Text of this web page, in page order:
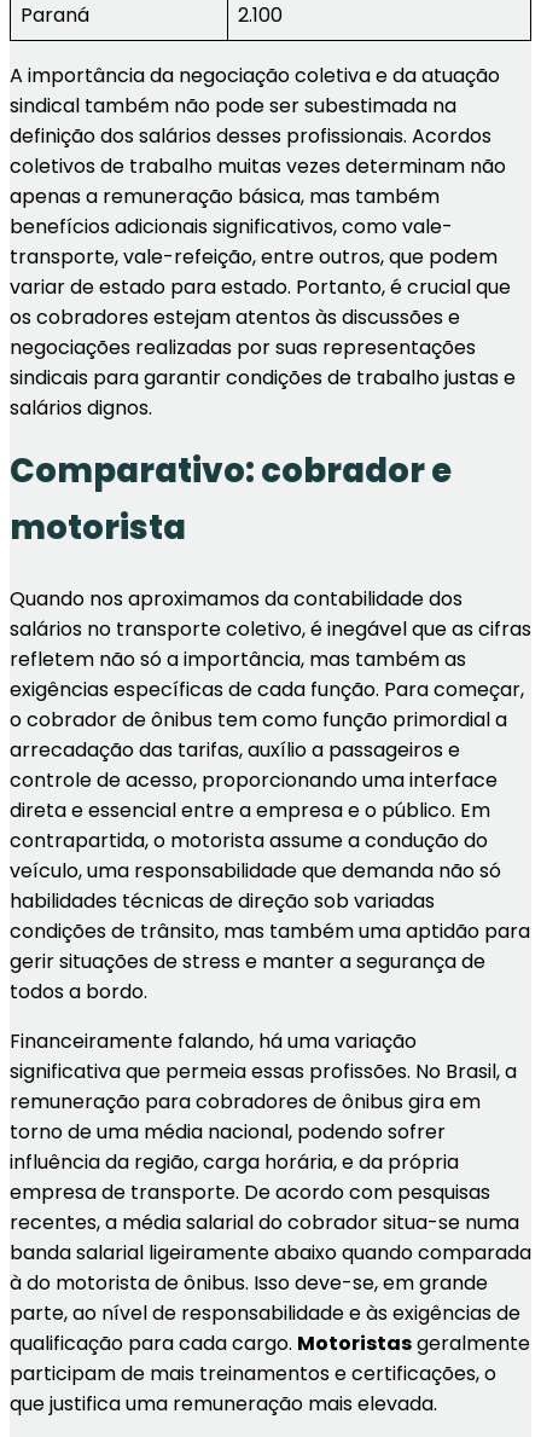
Paraná
2.100
A importância da negociação coletiva e da atuação
sindical também não pode ser subestimada na
definição dos salários desses profissionais. Acordos
coletivos de trabalho muitas vezes determinam não
apenas a remuneração básica, mas também
benefícios adicionais significativos, como vale-
transporte, vale-refeição, entre outros, que podem
variar de estado para estado. Portanto, é crucial que
os cobradores estejam atentos às discussões e
negociações realizadas por suas representações
sindicais para garantir condições de trabalho justas e
salários dignos.
Comparativo: cobrador e
motorista
Quando nos aproximamos da contabilidade dos
salários no transporte coletivo, é inegável que as cifras
refletem não só a importância, mas também as
exigências específicas de cada função. Para começar,
o cobrador de ônibus tem como função primordial a
arrecadação das tarifas, auxílio a passageiros e
controle de acesso, proporcionando uma interface
direta e essencial entre a empresa e o público. Em
contrapartida, o motorista assume a condução do
veículo, uma responsabilidade que demanda não só
habilidades técnicas de direção sob variadas
condições de trânsito, mas também uma aptidão para
gerir situações de stress e manter a segurança de
todos a bordo.
Financeiramente falando, há uma variação
significativa que permeia essas profissões. No Brasil, a
remuneração para cobradores de ônibus gira em
torno de uma média nacional, podendo sofrer
influência da região, carga horária, e da própria
empresa de transporte. De acordo com pesquisas
recentes, a média salarial do cobrador situa-se numa
banda salarial ligeiramente abaixo quando comparada
à do motorista de ônibus. Isso deve-se, em grande
parte, ao nível de responsabilidade e às exigências de
qualificação para cada cargo. Motoristasgeralmente
participam de mais treinamentos e certificações, o
que justifica uma remuneração mais elevada.